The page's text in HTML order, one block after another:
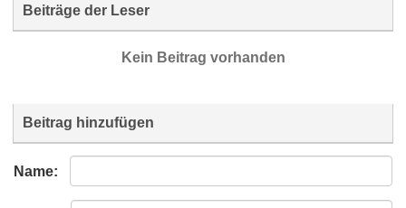
Beiträge der Leser
Kein Beitrag vorhanden
Beitrag hinzufügen
Name: